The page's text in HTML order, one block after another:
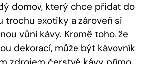
domov, který chce přidat do
trochu exotiky a zároveň si
vůni kávy. Kromě toho, že
dekorací, může být kávovník